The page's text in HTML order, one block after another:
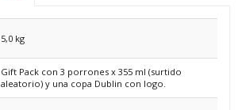
5,0 kg
Gift Pack con 3 porrones x 355 ml (surtido
aleatorio) y una copa Dublin con logo.